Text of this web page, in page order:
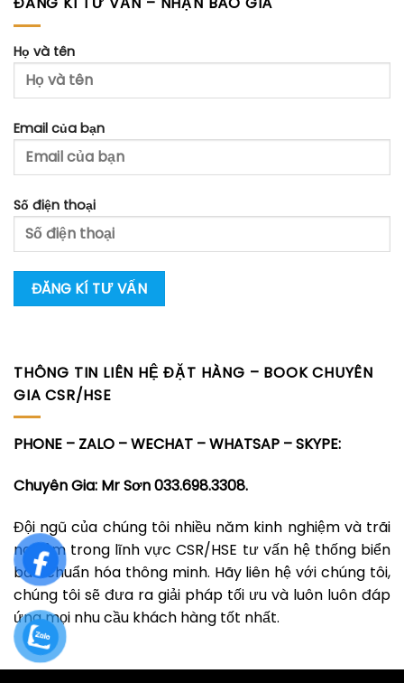
Họ và tên
Email của bạn
Số điện thoại
THÔNG TIN LIÊN HỆ ĐẶT HÀNG – BOOK CHUYÊN
GIA CSR/HSE
PHONE – ZALO – WECHAT – WHATSAP – SKYPE:
Chuyên Gia: Mr Sơn 033.698.3308.
Đội ngũ của chúng tôi nhiều năm kinh nghiệm và trãi
nghiệm trong lĩnh vực CSR/HSE tư vấn hệ thống biển
báo chuẩn hóa thông minh. Hãy liên hệ với chúng tôi,
chúng tôi sẽ đưa ra giải pháp tối ưu và luôn luôn đáp
ứng mọi nhu cầu khách hàng tốt nhất.